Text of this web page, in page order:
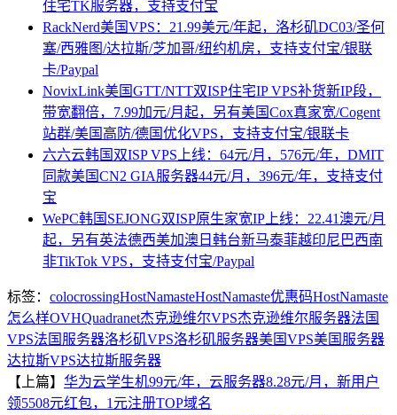
住宅TK服务器，支持支付宝
RackNerd美国VPS：21.99美元/年起，洛杉矶DC03/圣何
塞/西雅图/达拉斯/芝加哥/纽约机房，支持支付宝/银联
卡/Paypal
NovixLink美国GTT/NTT双ISP住宅IP VPS补货新IP段，
带宽翻倍，7.99加元/月起，另有美国Cox真家宽/Cogent
站群/美国高防/德国优化VPS，支持支付宝/银联卡
六六云韩国双ISP VPS上线：64元/月，576元/年，DMIT
同款美国CN2 GIA服务器44元/月，396元/年，支持支付
宝
WePC韩国SEJONG双ISP原生家宽IP上线：22.41澳元/月
起，另有英法德西美加澳日韩台新马泰菲越印尼巴西南
非TikTok VPS，支持支付宝/Paypal
标签： colocrossingHostNamasteHostNamaste优惠码HostNamaste
怎么样OVHQuadranet杰克逊维尔VPS杰克逊维尔服务器法国
VPS法国服务器洛杉矶VPS洛杉矶服务器美国VPS美国服务器
达拉斯VPS达拉斯服务器
【上篇】 华为云学生机99元/年，云服务器8.28元/月，新用户
领5508元红包，1元注册TOP域名